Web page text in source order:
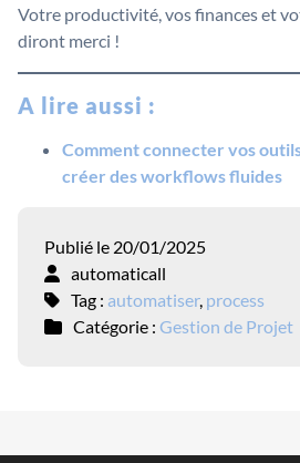
Votre productivité, vos finances et
diront merci !
A lire aussi :
Comment connecter vos
créer des workflows fluides
Publié le 20/01/2025
automaticall
Tag : automatiser, process
Catégorie : Gestion de Projet